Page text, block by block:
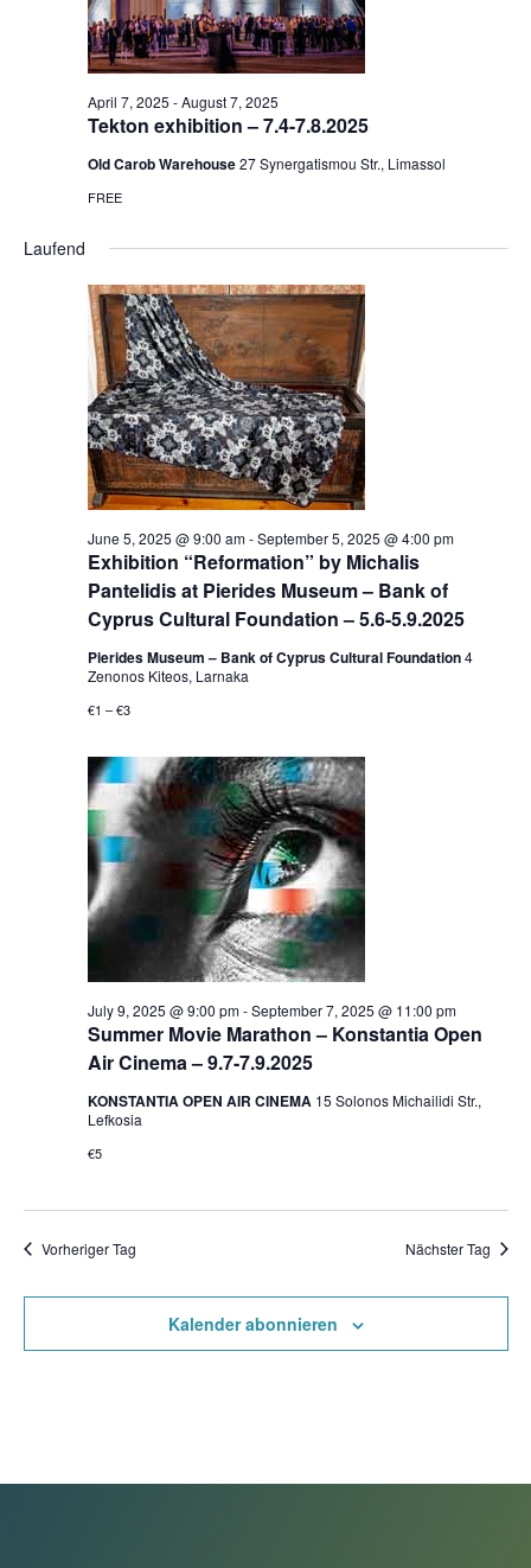
Tekton exhibition – 7.4-7.8.2025
April 7, 2025 -August 7, 2025
Old Carob Warehouse27 Synergatismou Str., Limassol
FREE
Laufend
Exhibition “Reformation” by Michalis
Pantelidis at Pierides Museum – Bank of
Cyprus Cultural Foundation – 5.6-5.9.2025
June 5, 2025 @ 9:00 am-September 5, 2025 @ 4:00 pm
Pierides Museum – Bank of Cyprus Cultural Foundation4
Zenonos Kiteos, Larnaka
€1 – €3
Summer Movie Marathon – Konstantia Open
Air Cinema – 9.7-7.9.2025
July 9, 2025 @ 9:00 pm-September 7, 2025 @ 11:00 pm
KONSTANTIA OPEN AIR CINEMA 15 Solonos Michailidi Str.,
Lefkosia
€5
Vorheriger Tag Nächster Tag
Kalender abonnieren